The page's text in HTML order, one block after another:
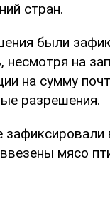
стран.
были
на
на сумму
разрешения.
мясо